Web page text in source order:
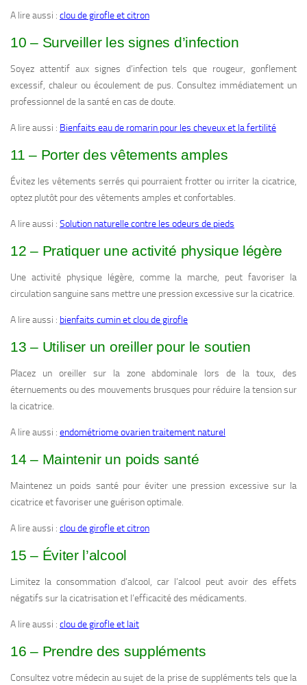
A lire aussi : clou de girofle et citron
10 – Surveiller les signes d’infection
Soyez attentif aux signes d’infection tels que rougeur, gonflement
excessif, chaleur ou écoulement de pus. Consultez immédiatement un
professionnel de la santé en cas de doute.
A lire aussi : Bienfaits eau de romarin pour les cheveux et la fertilité
11 – Porter des vêtements amples
Évitez les vêtements serrés qui pourraient frotter ou irriter la cicatrice,
optez plutôt pour des vêtements amples et confortables.
A lire aussi : Solution naturelle contre les odeurs de pieds
12 – Pratiquer une activité physique légère
Une activité physique légère, comme la marche, peut favoriser la
circulation sanguine sans mettre une pression excessive sur la cicatrice.
A lire aussi : bienfaits cumin et clou de girofle
13 – Utiliser un oreiller pour le soutien
Placez un oreiller sur la zone abdominale lors de la toux, des
éternuements ou des mouvements brusques pour réduire la tension sur
la cicatrice.
A lire aussi : endométriome ovarien traitement naturel
14 – Maintenir un poids santé
Maintenez un poids santé pour éviter une pression excessive sur la
cicatrice et favoriser une guérison optimale.
A lire aussi : clou de girofle et citron
15 – Éviter l’alcool
Limitez la consommation d’alcool, car l’alcool peut avoir des effets
négatifs sur la cicatrisation et l’efficacité des médicaments.
A lire aussi : clou de girofle et lait
16 – Prendre des suppléments
Consultez votre médecin au sujet de la prise de suppléments tels que la